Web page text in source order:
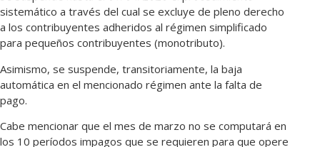
sistemático a través del cual se excluye de pleno derecho
a los contribuyentes adheridos al régimen simplificado
para pequeños contribuyentes (monotributo).
Asimismo, se suspende, transitoriamente, la baja
automática en el mencionado régimen ante la falta de
pago.
Cabe mencionar que el mes de marzo no se computará en
los 10 períodos impagos que se requieren para que opere